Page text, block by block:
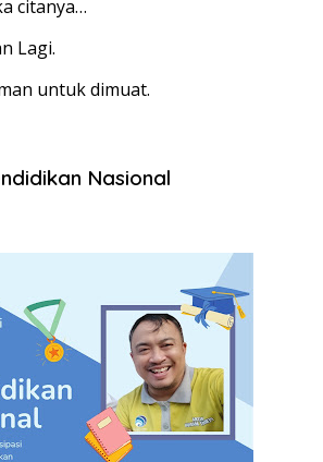
citanya…
Lagi.
untuk dimuat.
Nasional